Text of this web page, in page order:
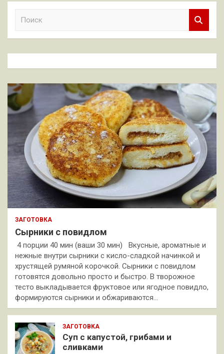
к
ЗАГОТОВКА
Сырники с повидлом
4 порции 40 мин (ваши 30 мин) Вкусные, ароматные и
нежные внутри сырники с кисло-сладкой начинкой и
хрустящей румяной корочкой. Сырники с повидлом
готовятся довольно просто и быстро. В творожное
тесто выкладывается фруктовое или ягодное повидло,
формируются сырники и обжариваются…
ЗАГОТОВКА
Суп с капустой, грибами и
сливками